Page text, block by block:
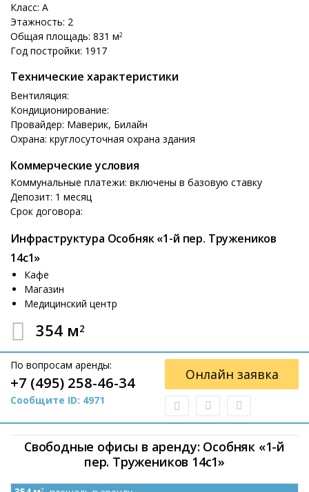
Класс: A
Этажность: 2
Общая площадь: 831 м2
Год постройки: 1917
Технические характеристики
Вентиляция:
Кондиционирование:
Провайдер: Маверик, Билайн
Охрана: круглосуточная охрана здания
Коммерческие условия
Коммунальные платежи: включены в базовую ставку
Депозит: 1 месяц
Срок договора:
Инфраструктура Особняк «1-й пер. Тружеников
14с1»
Кафе
Магазин
Медицинский центр
354 м2
По вопросам аренды:
+7 (495) 258-46-34
Сообщите ID: 4971
Онлайн заявка
Свободные офисы в аренду: Особняк «1-й
пер. Тружеников 14с1»